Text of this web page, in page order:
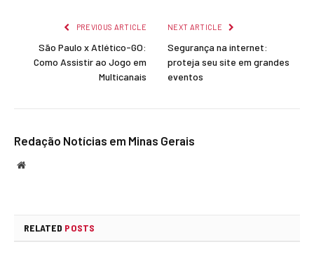
PREVIOUS ARTICLE
São Paulo x Atlético-GO:
Como Assistir ao Jogo em
Multicanais
NEXT ARTICLE
Segurança na internet:
proteja seu site em grandes
eventos
Redação Notícias em Minas Gerais
Website
RELATED POSTS